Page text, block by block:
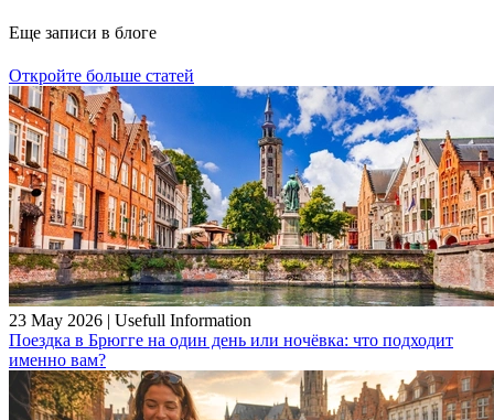
Еще записи в блоге
Откройте больше статей
23 May 2026 | Usefull Information
Поездка в Брюгге на один день или ночёвка: что подходит
именно вам?